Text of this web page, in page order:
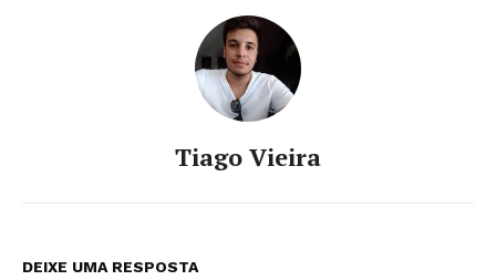
Tiago Vieira
DEIXE UMA RESPOSTA